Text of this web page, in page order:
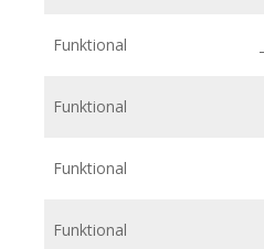
Funktional
Funktional
Funktional
Funktional